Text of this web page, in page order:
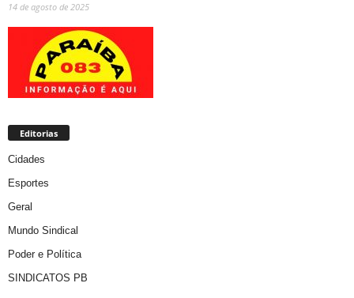
14 de agosto de 2025
Editorias
Cidades
Esportes
Geral
Mundo Sindical
Poder e Política
SINDICATOS PB